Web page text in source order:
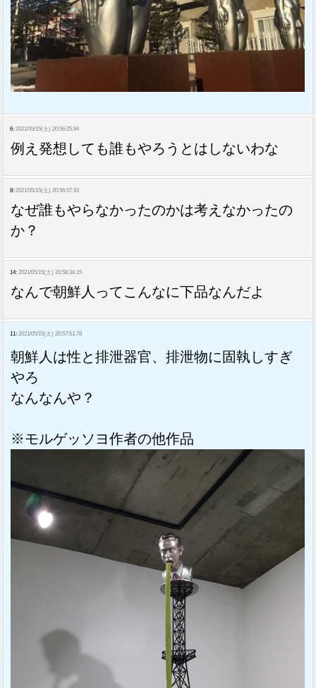
6: 2021/05/15(土) 20:56:25.94
例え発想しても誰もやろうとはしないわな
8: 2021/05/15(土) 20:56:57.93
なぜ誰もやらなかったのかは考えなかったの
か？
14: 2021/05/15(土) 20:58:34.15
なんで朝鮮人ってこんなに下品なんだよ
11: 2021/05/15(土) 20:57:51.78
朝鮮人は性と排泄器官、排泄物に固執しすぎ
やろ
なんなんや？
※モルゲッソヨ作者の他作品